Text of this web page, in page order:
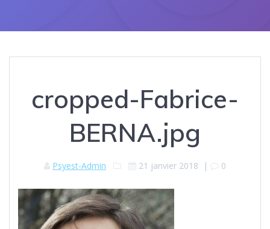
cropped-Fabrice-
BERNA.jpg
Psyest-Admin 21 janvier 2018 | 0